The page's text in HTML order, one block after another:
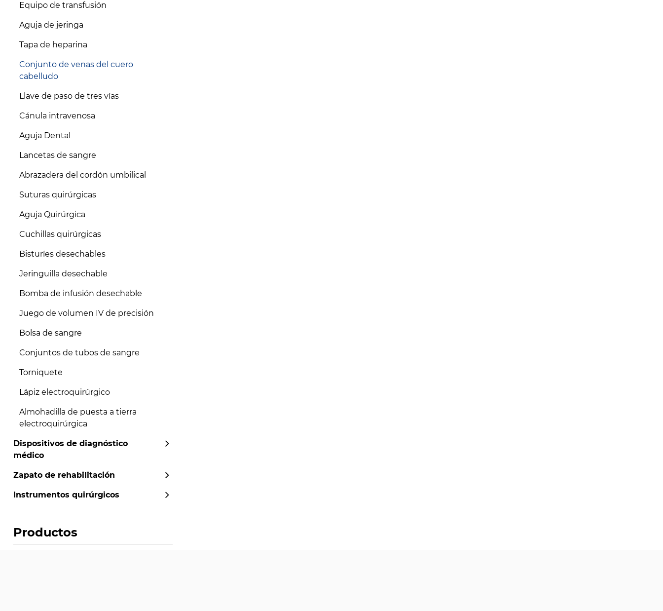
Equipo de transfusión
Aguja de jeringa
Tapa de heparina
Conjunto de venas del cuero
cabelludo
Llave de paso de tres vías
Cánula intravenosa
Aguja Dental
Lancetas de sangre
Abrazadera del cordón umbilical
Suturas quirúrgicas
Aguja Quirúrgica
Cuchillas quirúrgicas
Bisturíes desechables
Jeringuilla desechable
Bomba de infusión desechable
Juego de volumen IV de precisión
Bolsa de sangre
Conjuntos de tubos de sangre
Torniquete
Lápiz electroquirúrgico
Almohadilla de puesta a tierra
electroquirúrgica
Dispositivos de diagnóstico
médico
Zapato de rehabilitación
Instrumentos quirúrgicos
Productos